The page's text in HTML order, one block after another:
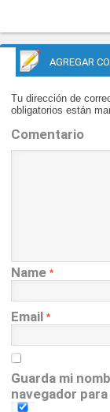
AGREGAR
Tu dirección de
obligatorios están
Comentario
Name *
Email *
Guarda mi
navegador